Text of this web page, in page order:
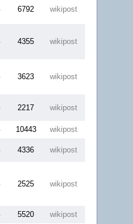
6792 wikipost
4355 wikipost
3623 wikipost
2217 wikipost
10443 wikipost
4336 wikipost
2525 wikipost
5520 wikipost